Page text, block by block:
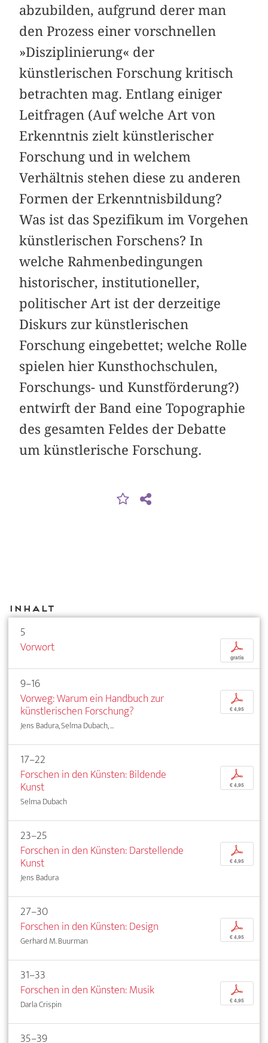
abzubilden, aufgrund derer man
den Prozess einer vorschnellen
»Disziplinierung« der
künstlerischen Forschung kritisch
betrachten mag. Entlang einiger
Leitfragen (Auf welche Art von
Erkenntnis zielt künstlerischer
Forschung und in welchem
Verhältnis stehen diese zu anderen
Formen der Erkenntnisbildung?
Was ist das Spezifikum im Vorgehen
künstlerischen Forschens? In
welche Rahmenbedingungen
historischer, institutioneller,
politischer Art ist der derzeitige
Diskurs zur künstlerischen
Forschung eingebettet; welche Rolle
spielen hier Kunsthochschulen,
Forschungs- und Kunstförderung?)
entwirft der Band eine Topographie
des gesamten Feldes der Debatte
um künstlerische Forschung.
Inhalt
5
Vorwort
p
gratis
9–16
Vorweg: Warum ein Handbuch zur
künstlerischen Forschung?
Jens Badura, Selma Dubach, ...
p
€ 4,95
17–22
Forschen in den Künsten: Bildende
Kunst
Selma Dubach
p
€ 4,95
23–25
Forschen in den Künsten: Darstellende
Kunst
Jens Badura
p
€ 4,95
27–30
Forschen in den Künsten: Design
Gerhard M. Buurman
p
€ 4,95
31–33
Forschen in den Künsten: Musik
Darla Crispin
p
€ 4,95
35–39